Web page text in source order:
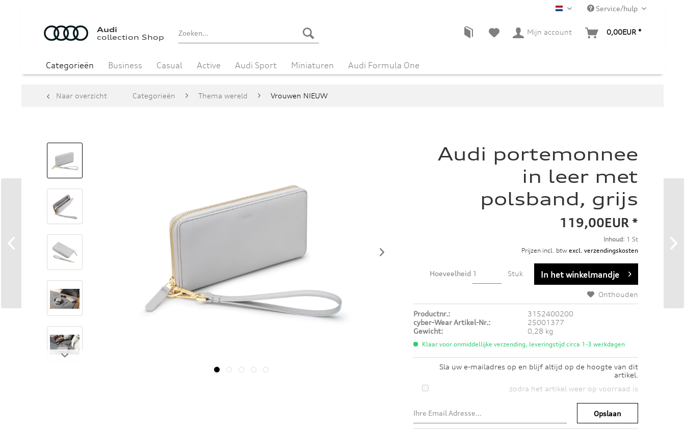
NL Service/hulp
Audi
collection Shop
Mijn account 0,00EUR *
Categorieën Business Casual Active Audi Sport Miniaturen Audi Formula One
Naar overzicht Categorieën Thema wereld Vrouwen NIEUW
Audi portemonnee
in leer met
polsband, grijs
119,00EUR *
Inhoud: 1 St
Prijzen incl. btw excl. verzendingskosten
Hoeveelheid Stuk In het winkelmandje
Onthouden
Productnr.:
3152400200
cyber-Wear Artikel-Nr.:
25001377
Gewicht:
0,28 kg
Klaar voor onmiddellijke verzending, leveringstijd circa 1-3 werkdagen
Sla uw e-mailadres op en blijf altijd op de hoogte van dit
artikel.
zodra het artikel weer op voorraad is
Opslaan